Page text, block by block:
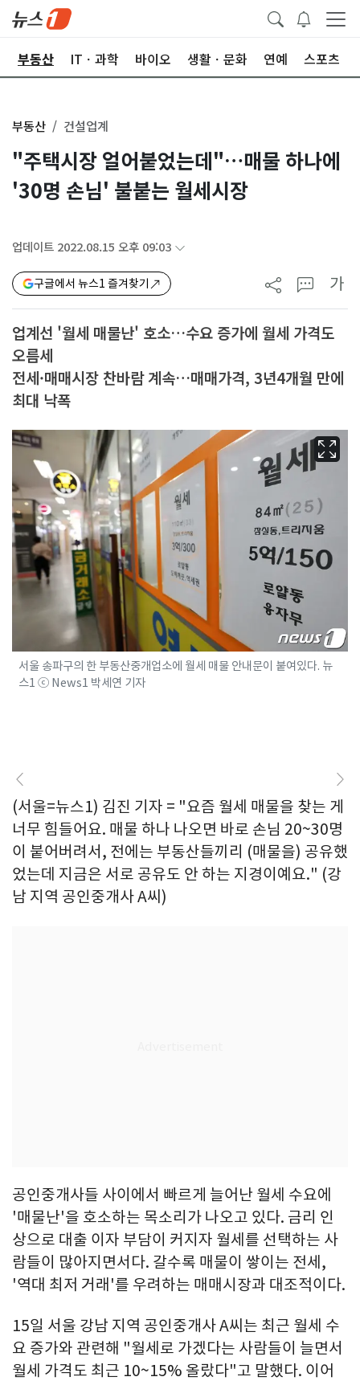
부동산 ITㆍ과학 바이오 생활ㆍ문화 연예 스포츠
부동산 건설업계
"주택시장 얼어붙었는데"…매물 하나에
'30명 손님' 불붙는 월세시장
업데이트 2022.08.15 오후 09:03
구글에서 뉴스1 즐겨찾기 가
업계선 '월세 매물난' 호소…수요 증가에 월세 가격도
오름세
전세·매매시장 찬바람 계속…매매가격, 3년4개월 만에
최대 낙폭
서울 송파구의 한 부동산중개업소에 월세 매물 안내문이 붙여있다. 뉴
스1 ⓒ News1 박세연 기자
(서울=뉴스1) 김진 기자 = "요즘 월세 매물을 찾는 게
너무 힘들어요. 매물 하나 나오면 바로 손님 20~30명
이 붙어버려서, 전에는 부동산들끼리 (매물을) 공유했
었는데 지금은 서로 공유도 안 하는 지경이예요." (강
남 지역 공인중개사 A씨)
공인중개사들 사이에서 빠르게 늘어난 월세 수요에
'매물난'을 호소하는 목소리가 나오고 있다. 금리 인
상으로 대출 이자 부담이 커지자 월세를 선택하는 사
람들이 많아지면서다. 갈수록 매물이 쌓이는 전세,
'역대 최저 거래'를 우려하는 매매시장과 대조적이다.
15일 서울 강남 지역 공인중개사 A씨는 최근 월세 수
요 증가와 관련해 "월세로 가겠다는 사람들이 늘면서
월세 가격도 최근 10~15% 올랐다"고 말했다. 이어